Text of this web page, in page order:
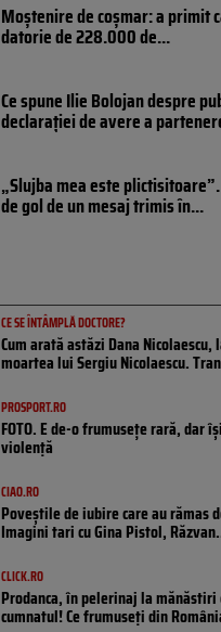
Moștenire de coșmar: a primit
datorie de 228.000 de...
Ce spune Ilie Bolojan despre
declarației de avere a
„Slujba mea este
de gol de un mesaj trimis în...
CE SE ÎNTÂMPLĂ DOCTORE?
Cum arată astăzi Dana Nicolaescu,
moartea lui Sergiu Nicolaescu.
PROSPORT.RO
FOTO. E de-o frumusețe rară, dar
violență
CIAO.RO
Poveştile de iubire care au rămas
Imagini tari cu Gina Pistol,
CLICK.RO
Prodanca, în pelerinaj la mănăstiri
cumnatul! Ce frumuseți din